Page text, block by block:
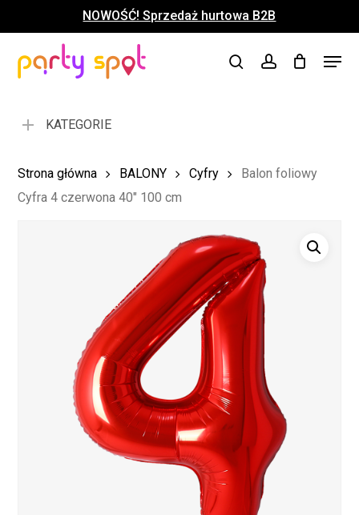
to
content
NOWOŚĆ! Sprzedaż hurtowa B2B
searchaccount
Menu
Koszyk Close
KATEGORIE
Strona główna BALONY Cyfry
Balon foliowy
Cyfra 4 czerwona 40″ 100 cm
Menu